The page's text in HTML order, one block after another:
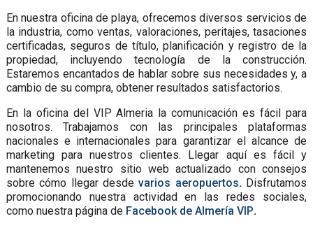
En nuestra oficina de playa, ofrecemos diversos servicios de
la industria, como ventas, valoraciones, peritajes, tasaciones
certificadas, seguros de título, planificación y registro de la
propiedad, incluyendo tecnología de la construcción.
Estaremos encantados de hablar sobre sus necesidades y, a
cambio de su compra, obtener resultados satisfactorios.
En la oficina del VIP Almeria la comunicación es fácil para
nosotros. Trabajamos con las principales plataformas
nacionales e internacionales para garantizar el alcance de
marketing para nuestros clientes. Llegar aquí es fácil y
mantenemos nuestro sitio web actualizado con consejos
sobre cómo llegar desdevarios aeropuertos. Disfrutamos
promocionando nuestra actividad en las redes sociales,
como nuestra página de Facebook de Almería VIP.